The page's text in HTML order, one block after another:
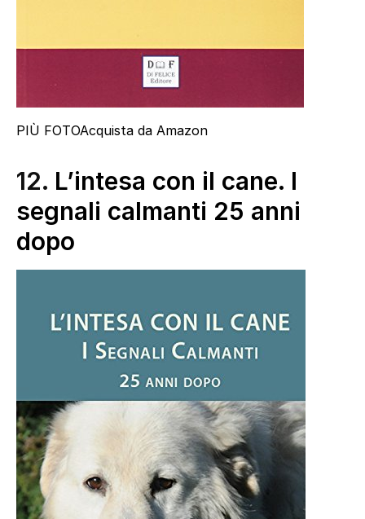
PIÙ FOTOAcquista da Amazon
12. L’intesa con il cane. I
segnali calmanti 25 anni
dopo